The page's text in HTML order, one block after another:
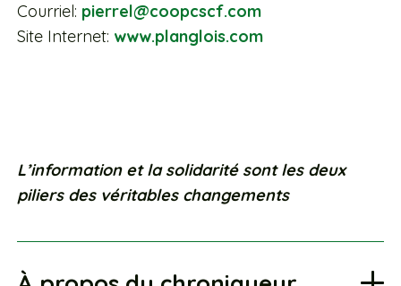
Courriel: pierrel@coopcscf.com
Site Internet: www.planglois.com